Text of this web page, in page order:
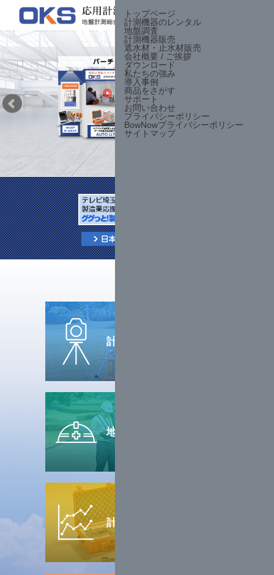
トップページ
計測機器のレンタル
地盤調査
計測機器販売
遮水材・止水材販売
会社概要 / ご挨拶
ダウンロード
私たちの強み
導入事例
商品をさがす
サポート
お問い合わせ
プライバシーポリシー
BowNowプライバシーポリシー
サイトマップ
計測機器
地盤調査
計測機器